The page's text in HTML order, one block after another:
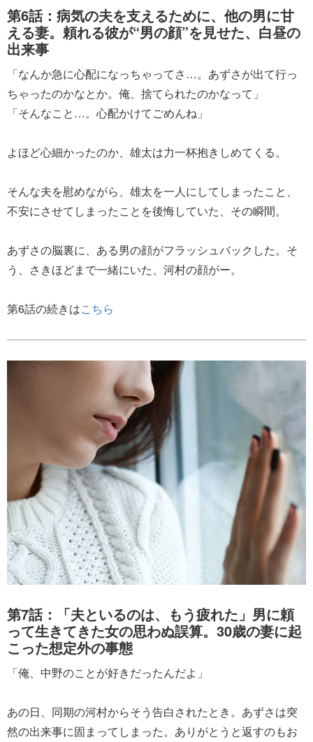
第6話：病気の夫を支えるために、他の男に甘
える妻。頼れる彼が“男の顔”を見せた、白昼の
出来事
「なんか急に心配になっちゃってさ…。あずさが出て行っ
ちゃったのかなとか。俺、捨てられたのかなって」
「そんなこと…。心配かけてごめんね」
よほど心細かったのか、雄太は力一杯抱きしめてくる。
そんな夫を慰めながら、雄太を一人にしてしまったこと、
不安にさせてしまったことを後悔していた、その瞬間。
あずさの脳裏に、ある男の顔がフラッシュバックした。そ
う、さきほどまで一緒にいた、河村の顔がー。
第6話の続きはこちら
第7話：「夫といるのは、もう疲れた」男に頼
って生きてきた女の思わぬ誤算。30歳の妻に起
こった想定外の事態
「俺、中野のことが好きだったんだよ」
あの日、同期の河村からそう告白されたとき。あずさは突
然の出来事に固まってしまった。ありがとうと返すのもお